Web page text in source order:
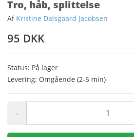
Tro, håb, splittelse
Af Kristine Dalsgaard Jacobsen
95 DKK
Status: På lager
Levering: Omgående (2-5 min)
-